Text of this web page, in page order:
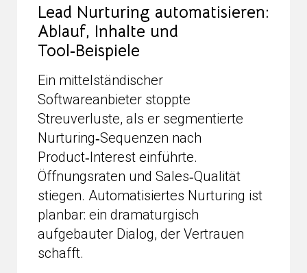
Lead Nurturing automatisieren:
Ablauf, Inhalte und
Tool‑Beispiele
Ein mittelständischer
Softwareanbieter stoppte
Streuverluste, als er segmentierte
Nurturing‑Sequenzen nach
Product‑Interest einführte.
Öffnungsraten und Sales‑Qualität
stiegen. Automatisiertes Nurturing ist
planbar: ein dramaturgisch
aufgebauter Dialog, der Vertrauen
schafft.